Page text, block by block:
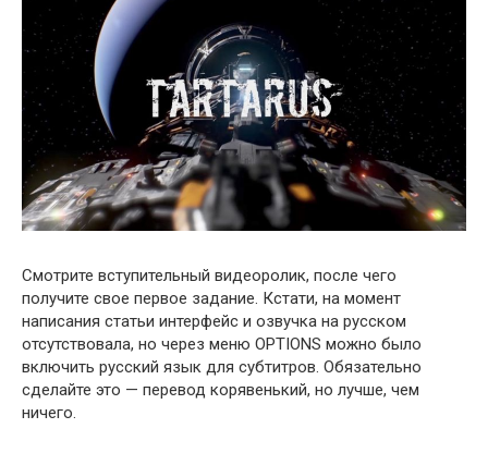
Смотрите вступительный видеоролик, после чего
получите свое первое задание. Кстати, на момент
написания статьи интерфейс и озвучка на русском
отсутствовала, но через меню OPTIONS можно было
включить русский язык для субтитров. Обязательно
сделайте это — перевод корявенький, но лучше, чем
ничего.